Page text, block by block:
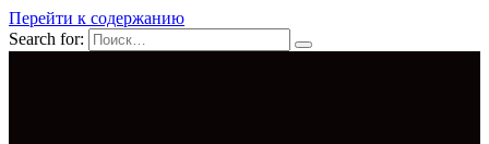
Перейти к содержанию
Search for: